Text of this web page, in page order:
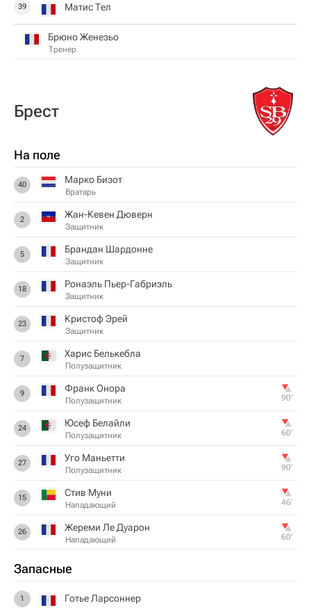
39 Матис Тел
Брюно Женезьо
Тренер
Брест
На поле
40 Марко Бизот
Вратарь
2 Жан-Кевен Дюверн
Защитник
5 Брандан Шардонне
Защитник
18 Ронаэль Пьер-Габриэль
Защитник
23 Кристоф Эрей
Защитник
7 Харис Белькебла
Полузащитник
9 Франк Онора
Полузащитник 90‎’‎
24 Юсеф Белайли
Полузащитник 60‎’‎
27 Уго Маньетти
Полузащитник 90‎’‎
15 Стив Муни
Нападающий 46‎’‎
26 Жереми Ле Дуарон
Нападающий 60‎’‎
Запасные
1 Готье Ларсоннер